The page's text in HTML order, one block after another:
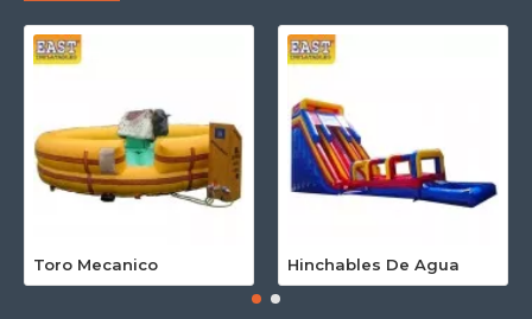
Toro Mecanico Hinchables De Agua